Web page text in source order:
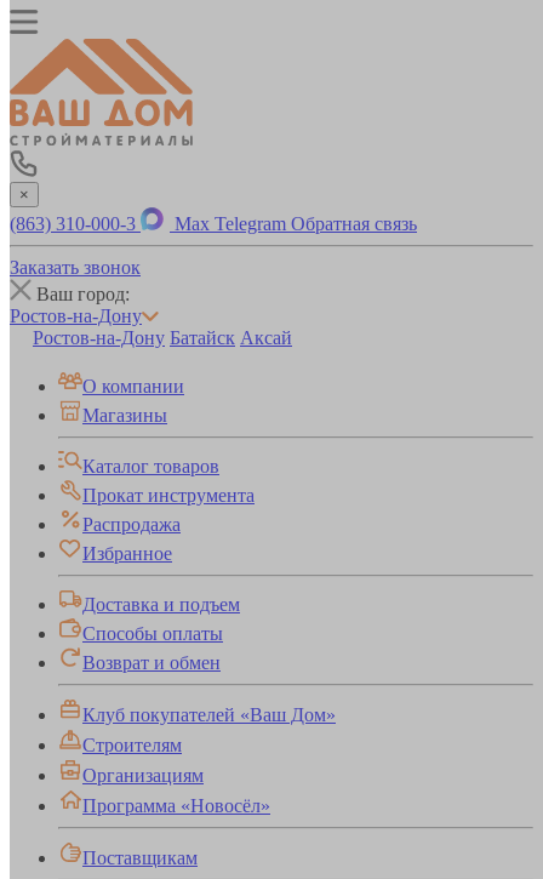
×
(863) 310-000-3 Max Telegram Обратная связь
Заказать звонок
Ваш город:
Ростов-на-Дону
Ростов-на-Дону Батайск Аксай
О компании
Магазины
Каталог товаров
Прокат инструмента
Распродажа
Избранное
Доставка и подъем
Способы оплаты
Возврат и обмен
Клуб покупателей «Ваш Дом»
Строителям
Организациям
Программа «Новосёл»
Поставщикам